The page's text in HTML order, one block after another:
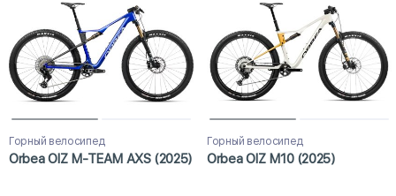
Горный велосипед
Orbea OIZ M-TEAM AXS (2025)
Горный велосипед
Orbea OIZ M10 (2025)